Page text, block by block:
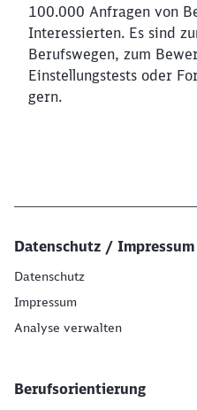
100.000 Anfragen von
Interessierten. Es sind
Berufswegen, zum
Einstellungstests oder
gern.
Datenschutz / Impressum
Datenschutz
Impressum
Analyse verwalten
Berufsorientierung